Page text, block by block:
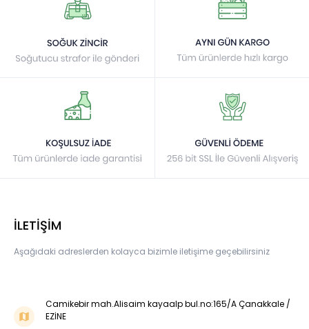
İLETİŞİM
Aşağıdaki adreslerden kolayca bizimle iletişime geçebilirsiniz
Camikebir mah.Alisaim kayaalp bul.no:165/A Çanakkale /
EZİNE